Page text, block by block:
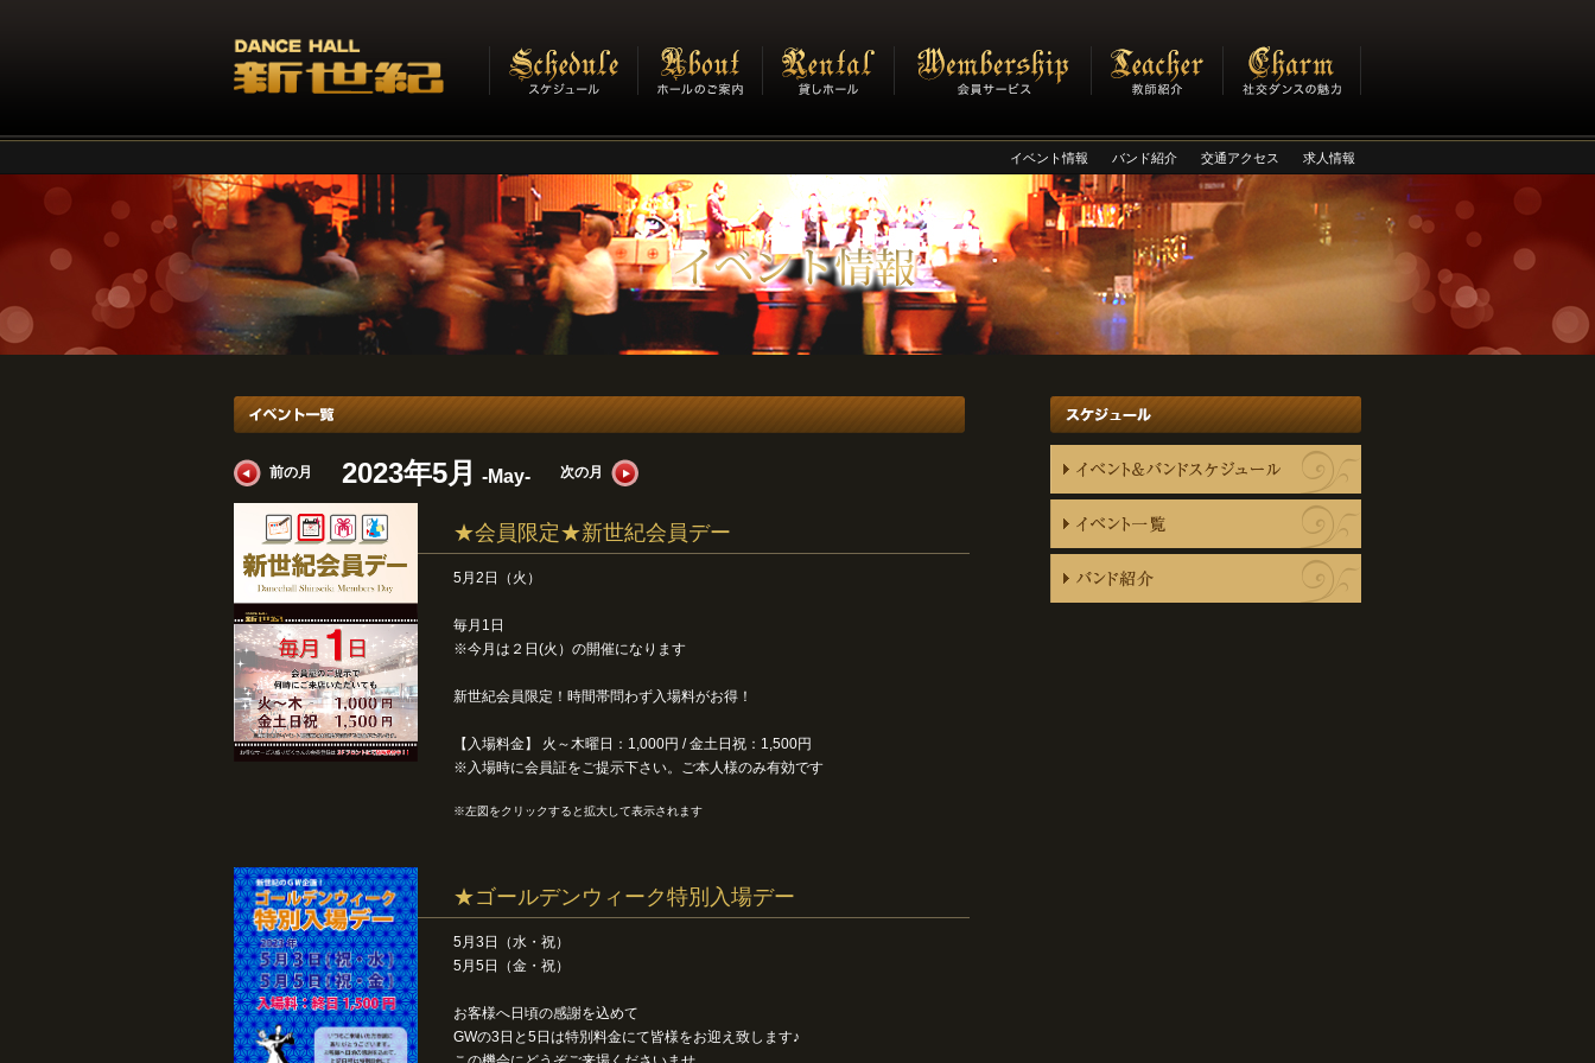
求人情報
交通アクセス
バンド紹介
イベント情報
イベント情報
前の月 2023年5月 -May- 次の月
★会員限定★新世紀会員デー
5月2日（火）
毎月1日
※今月は２日(火）の開催になります
新世紀会員限定！時間帯問わず入場料がお得！
【入場料金】 火～木曜日：1,000円 / 金土日祝：1,500円
※入場時に会員証をご提示下さい。ご本人様のみ有効です
※左図をクリックすると拡大して表示されます
★ゴールデンウィーク特別入場デー
5月3日（水・祝）
5月5日（金・祝）
お客様へ日頃の感謝を込めて
GWの3日と5日は特別料金にて皆様をお迎え致します♪